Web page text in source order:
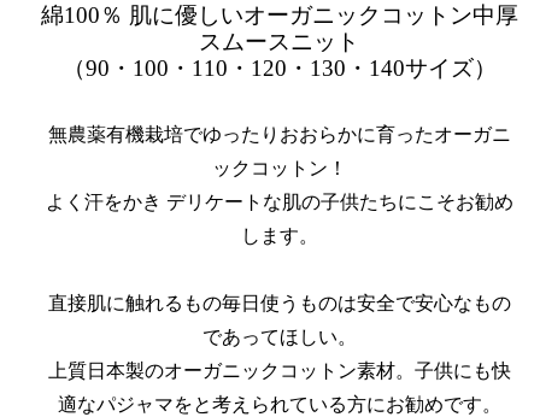
綿100％ 肌に優しいオーガニックコットン中厚
スムースニット
（90・100・110・120・130・140サイズ）
無農薬有機栽培でゆったりおおらかに育ったオーガニ
ックコットン！
よく汗をかき デリケートな肌の子供たちにこそお勧め
します。
直接肌に触れるもの毎日使うものは安全で安心なもの
であってほしい。
上質日本製のオーガニックコットン素材。子供にも快
適なパジャマをと考えられている方にお勧めです。